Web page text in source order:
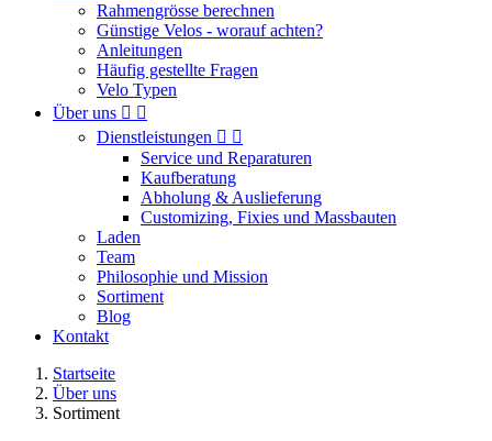
Rahmengrösse berechnen
Günstige Velos - worauf achten?
Anleitungen
Häufig gestellte Fragen
Velo Typen
Über uns  
Dienstleistungen  
Service und Reparaturen
Kaufberatung
Abholung & Auslieferung
Customizing, Fixies und Massbauten
Laden
Team
Philosophie und Mission
Sortiment
Blog
Kontakt
Startseite
Über uns
Sortiment